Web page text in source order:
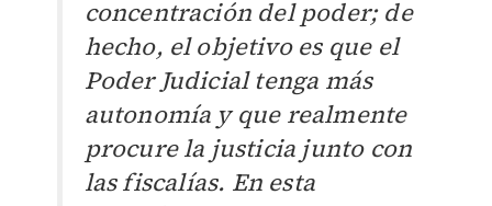
concentración del poder; de
hecho, el objetivo es que el
Poder Judicial tenga más
autonomía y que realmente
procure la justicia junto con
las fiscalías. En esta